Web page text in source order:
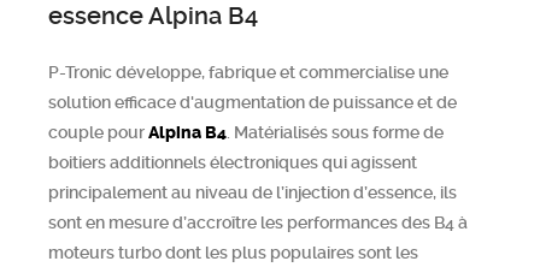
Chercher
essence Alpina B4
P-Tronic développe, fabrique et commercialise une
solution efficace d'augmentation de puissance et de
couple pourAlpina B4 . Matérialisés sous forme de
boitiers additionnels électroniques qui agissent
principalement au niveau de l’injection d’essence, ils
sont en mesure d’accroître les performances des B4 à
moteurs turbo dont les plus populaires sont les